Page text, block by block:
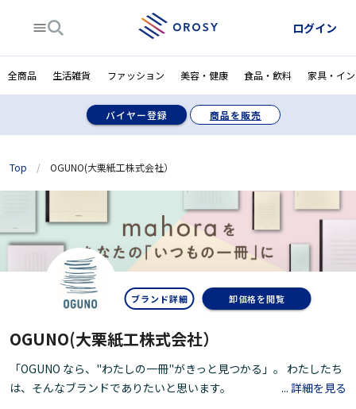
ログイン
全商品 生活雑貨 ファッション 美容・健康 食品・飲料 家具・イ
バイヤー登録 商品を販売
Top / OGUNO(大栗紙工株式会社）
ブランド詳細 卸価格を閲覧
OGUNO(大栗紙工株式会社）
「OGUNO なら、"わたしの一冊"がきっと見つかる」。 わたしたち
は、そんなブランドでありたいと思います。
... 詳細を見る